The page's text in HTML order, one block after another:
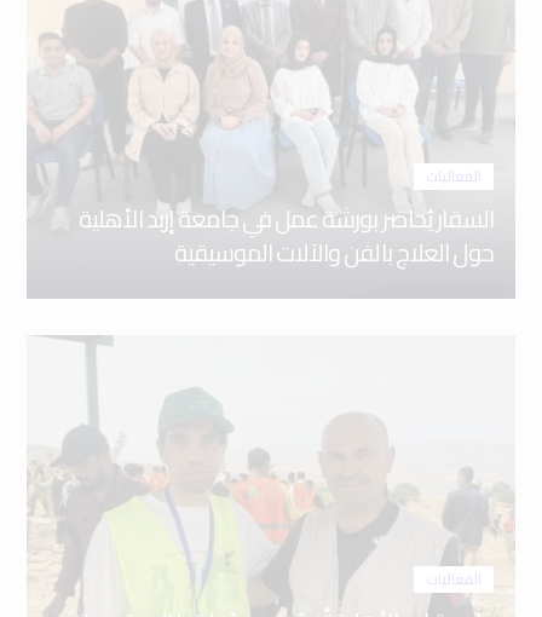
الفعاليات
السقار يُحاضر بورشة عمل في جامعة إربد الأهلية
حول العلاج بالفن والآلات الموسيقية
الفعاليات